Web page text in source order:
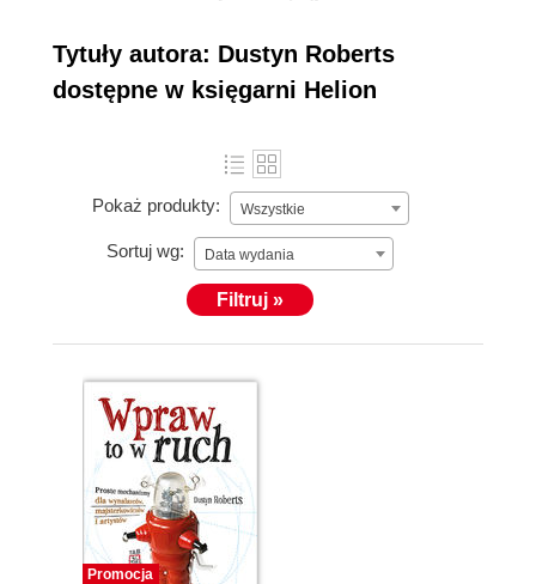
Tytuły autora: Dustyn Roberts
dostępne w księgarni Helion
Pokaż produkty: Wszystkie
Sortuj wg: Data wydania
Filtruj »
Promocja